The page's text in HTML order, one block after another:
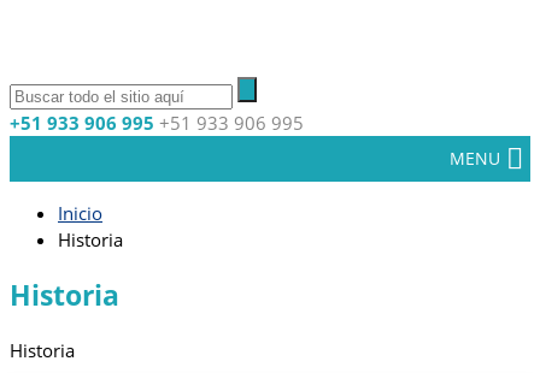
+51 933 906 995 +51 933 906 995
MENU
Inicio
Historia
Historia
Historia